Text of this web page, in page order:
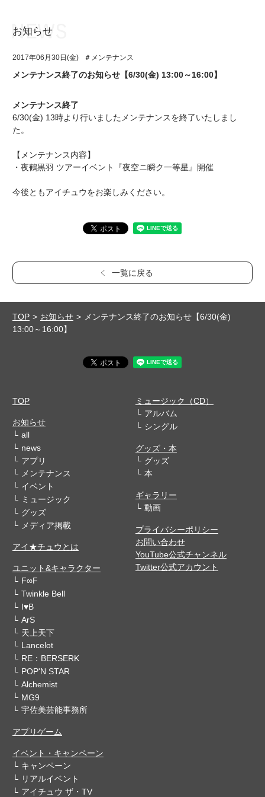
アプリゲーム
ミュージック
ユニット&キャラクター
イベント・キャンペーン
お知らせ
2017年06月30日(金) ＃メンテナンス
メンテナンス終了のお知らせ【6/30(金) 13:00～16:00】
メンテナンス終了
6/30(金) 13時より行いましたメンテナンスを終了いたしまし
た。
【メンテナンス内容】
・夜鶴黒羽 ツアーイベント『夜空ニ瞬ク一等星』開催
今後ともアイチュウをお楽しみください。
一覧に戻る
TOP お知らせ
メンテナンス終了のお知らせ【6/30(金)
13:00～16:00】
TOP
お知らせ
all
news
アプリ
メンテナンス
イベント
ミュージック
グッズ
メディア掲載
アイ★チュウとは
ユニット&キャラクター
F∞F
Twinkle Bell
I♥B
ArS
天上天下
Lancelot
RE：BERSERK
POP'N STAR
Alchemist
MG9
宇佐美芸能事務所
アプリゲーム
イベント・キャンペーン
キャンペーン
リアルイベント
アイチュウ ザ・TV
ミュージック（CD）
アルバム
シングル
グッズ・本
グッズ
本
ギャラリー
動画
プライバシーポリシー
お問い合わせ
YouTube公式チャンネル
Twitter公式アカウント